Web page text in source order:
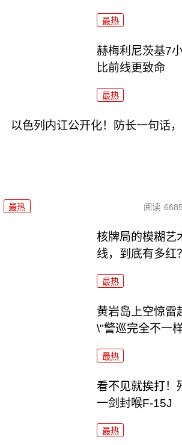
最热
赫梅利尼茨基7
比前线更致命
最热
以色列内讧公开化！防长一句话
最热 阅读 6685
核牌局的模糊艺
线，到底有多红？
最热
黄岩岛上空惊雷
\"警巡完全不一
最热
看不见就挨打！
一剑封喉F-15J
最热